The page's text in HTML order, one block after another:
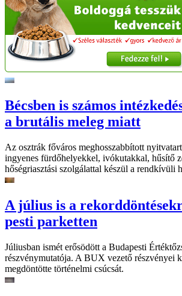
Bécsben is számos
a brutális meleg miatt
Az osztrák főváros meghosszabbított
ingyenes fürdőhelyekkel, ivókutakkal, hűsítő
hőségriasztási szolgálattal készül a rendkívüli
A július is a
pesti parketten
Júliusban ismét erősödött a Budapesti
részvénymutatója. A BUX vezető részvényei
megdöntötte történelmi csúcsát.